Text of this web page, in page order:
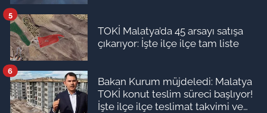
TOKİ Malatya’da 45 arsayı satışa
çıkarıyor: İşte ilçe ilçe tam liste
5
Bakan Kurum müjdeledi: Malatya
TOKİ konut teslim süreci başlıyor!
İşte ilçe ilçe teslimat takvimi ve
6